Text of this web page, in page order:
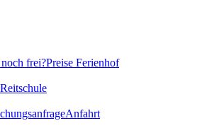
frei?Preise Ferienhof
Anfahrt